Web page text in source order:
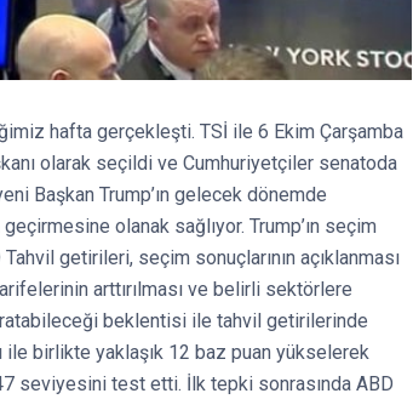
hafta gerçekleşti. TSİ ile 6 Ekim Çarşamba
olarak seçildi ve Cumhuriyetçiler senatoda
Başkan Trump’ın gelecek dönemde
olanak sağlıyor. Trump’ın seçim
getirileri, seçim sonuçlarının açıklanması
arttırılması ve belirli sektörlere
beklentisi ile tahvil getirilerinde
ile birlikte yaklaşık 12 baz puan yükselerek
seviyesini test etti. İlk tepki sonrasında ABD